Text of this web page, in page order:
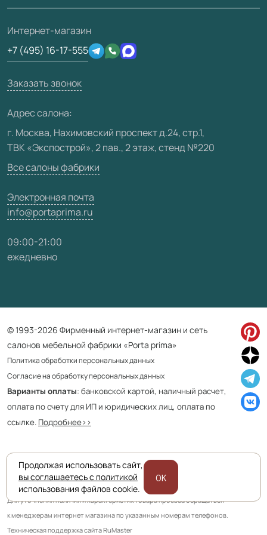
Отзывы клиентов
Техническая информация
Юридическая информация
3D-модели
О фабрике
Сертификаты
Производство
Вакансии
Карта сайта
Интернет-магазин
+7 (495) 16-17-555
Заказать звонок
Адрес салона:
г. Москва, Нахимовский проспект д.24, стр.1,
ТВК «Экспострой», 2 пав., 2 этаж, стенд №220
Все салоны фабрики
Электронная почта
info@portaprima.ru
09:00-21:00
ежедневно
© 1993-2026 Фирменный интернет-магазин и сеть
салонов мебельной фабрики «Porta prima»
Политика обработки персональных данных
Согласие на обработку персональных данных
Варианты оплаты: банковской картой, наличный расчет,
оплата по счету для ИП и юридических лиц, оплата по
ссылке. Подробнее>>
Приведенная на сайте информация не является публичной офертой
и носит информационно ознакомительный характер.
Для уточнения наличия и характеристик товара просьба обращаться
к менеджерам интернет магазина по указанным номерам телефонов.
Техническая поддержка сайта RuMaster
Продолжая использовать сайт,
вы соглашаетесь с политикой
использования файлов cookie.
OK